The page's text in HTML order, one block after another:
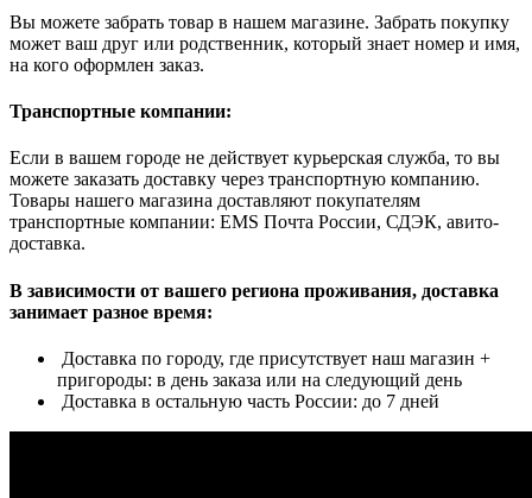
Вы можете забрать товар в нашем магазине. Забрать покупку
может ваш друг или родственник, который знает номер и имя,
на кого оформлен заказ.
Транспортные компании:
Если в вашем городе не действует курьерская служба, то вы
можете заказать доставку через транспортную компанию.
Товары нашего магазина доставляют покупателям
транспортные компании: EMS Почта России, СДЭК, авито-
доставка.
В зависимости от вашего региона проживания, доставка
занимает разное время:
Доставка по городу, где присутствует наш магазин +
пригороды: в день заказа или на следующий день
Доставка в остальную часть России: до 7 дней